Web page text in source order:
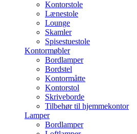
Kontorstole
Lænestole
Lounge
Skamler
Spisestuestole
Kontormøbler
Bordlamper
Bordstel
Kontormåtte
Kontorstol
Skriveborde
Tilbehør til hjemmekontor
Lamper
Bordlamper